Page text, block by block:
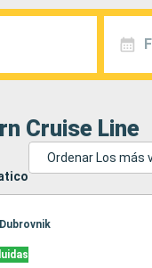
Cruise Line
Ordenar Los más